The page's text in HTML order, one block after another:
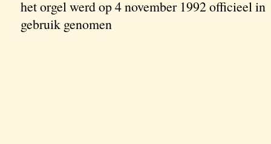
het orgel werd op 4 november 1992 officieel in
gebruik genomen